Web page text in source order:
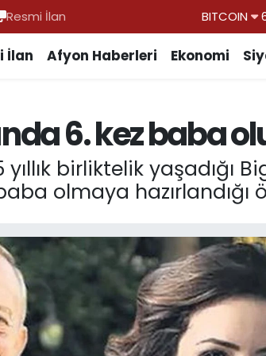
Resmi İlan
EURO
İlan Afyon Haberleri Ekonomi
6. kez baba
birliktelik yaşadığı
olmaya hazırlandığı